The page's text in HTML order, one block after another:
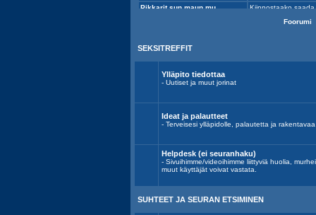
Foorumi
SEKSITREFFIT
Ylläpito tiedottaa
- Uutiset ja muut jorinat
Ideat ja palautteet
- Terveisesi ylläpidolle, palautetta ja rakentavaa
Helpdesk (ei seuranhaku)
- Sivuihimme/videoihimme liittyviä huolia,
muut käyttäjät voivat vastata.
SUHTEET JA SEURAN ETSIMINEN